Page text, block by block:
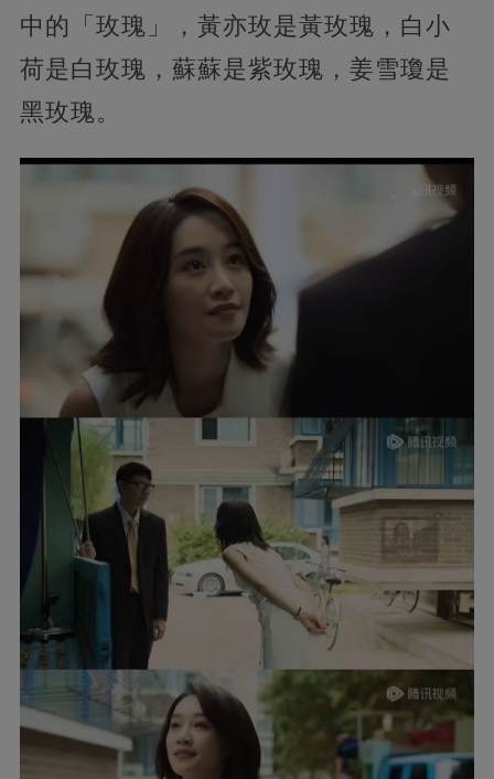
中的「玫瑰」，黃亦玫是黃玫瑰，白小
荷是白玫瑰，蘇蘇是紫玫瑰，姜雪瓊是
黑玫瑰。